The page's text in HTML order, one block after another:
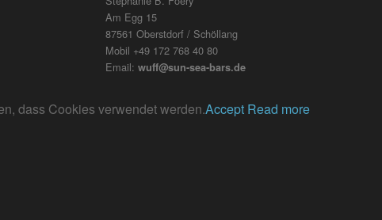
Am Egg 15
87561 Oberstdorf / Schöllang
Mobil +49 172 768 40 80
Email: wuff@sun-sea-bars.de
dass Cookies verwendet werden.Accept Read more